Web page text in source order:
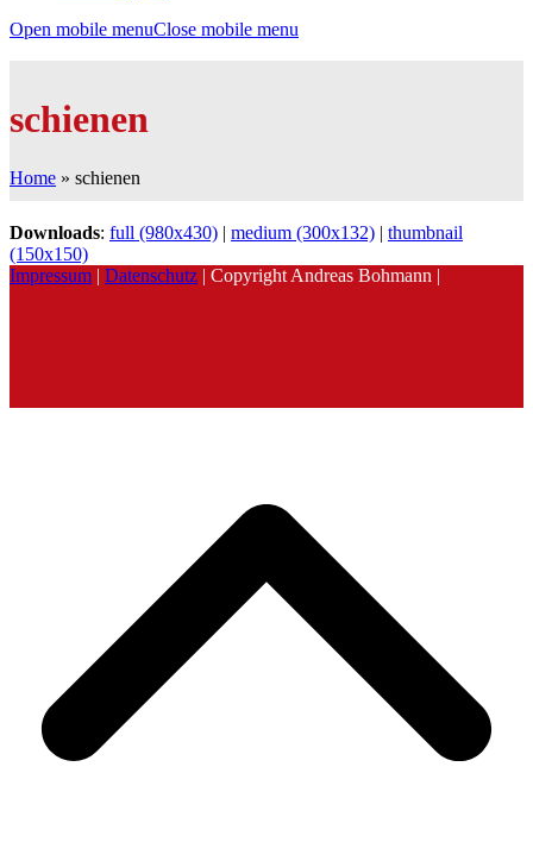
Open mobile menuClose mobile menu
schienen
Home » schienen
Downloads: full (980x430) | medium (300x132) | thumbnail
(150x150)
Impressum | Datenschutz | Copyright Andreas Bohmann |